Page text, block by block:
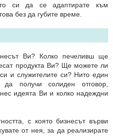
си да се адаптирате към
без да губите време.
Ви? Колко печеливш ще
продукта Ви? Ще можете ли
и служителите си? Нито един
получи солиден отговор,
идеята Ви и колко надеждни
с която бизнесът върви
от нея, за да реализирате